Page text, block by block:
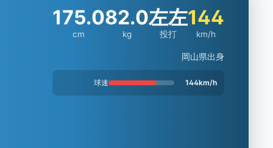
175.0
cm
82.0
kg
左左
投打
144
km/h
岡山県出身
球速 144km/h